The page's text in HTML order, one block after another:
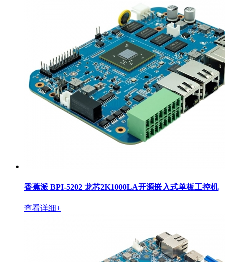
香蕉派 BPI-5202 龙芯2K1000LA开源嵌入式单板工控机
查看详细+